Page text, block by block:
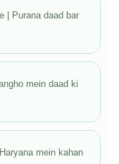
| Purana daad bar
mein daad ki
mein kahan